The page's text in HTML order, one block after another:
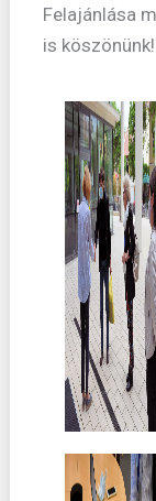
Felajánlása
is köszönünk!